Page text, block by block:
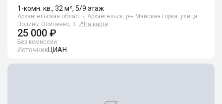
1-комн. кв., 32 м², 5/9 этаж
Архангельская область, Архангельск, р-н Майская Горка, улица
Полины Осипенко, 3 📍 На карте
25 000 ₽
Без комиссии
ИсточникЦИАН